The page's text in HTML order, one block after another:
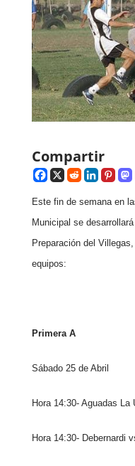
Compartir
Este fin de semana en
Municipal se
Preparación del
equipos:
Primera A
Sábado 25 de Abril
Hora 14:30- Aguadas
Hora 14:30- Debernardi